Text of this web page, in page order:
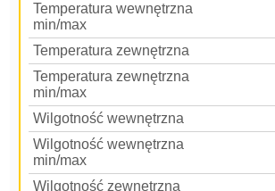
Temperatura wewnętrzna
min/max
Temperatura zewnętrzna
Temperatura zewnętrzna
min/max
Wilgotność wewnętrzna
Wilgotność wewnętrzna
min/max
Wilgotność zewnętrzna